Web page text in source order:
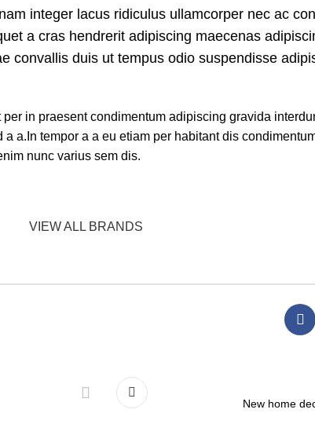
integer lacus ridiculus ullamcorper nec ac
a cras hendrerit adipiscing maecenas
convallis duis ut tempus odio suspendisse
in praesent condimentum adipiscing gravida
a.In tempor a a eu etiam per habitant dis
nunc varius sem dis.
VIEW ALL BRANDS
New home